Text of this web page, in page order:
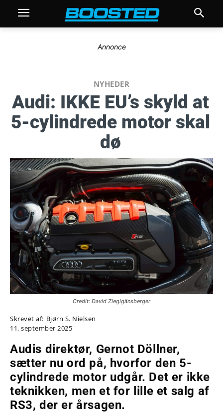
Annonce
NYHEDER
Audi: IKKE EU’s skyld at
5-cylindrede motor skal
dø
Credit: David Zieglgänsberger
Skrevet af: Bjørn S. Nielsen
11. september 2025
Audis direktør, Gernot Döllner,
sætter nu ord på, hvorfor den 5-
cylindrede motor udgår. Det er ikke
teknikken, men et for lille et salg af
RS3, der er årsagen.